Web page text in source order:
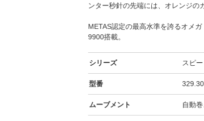
ンター秒針の先端には、オレンジの
METAS認定の最高水準を誇るオメ
9900搭載。
シリーズ スピ
型番
ムーブメント 自動巻